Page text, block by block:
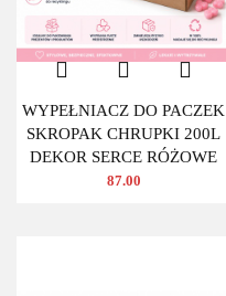
WYPEŁNIACZ DO PACZEK
SKROPAK CHRUPKI 200L
DEKOR SERCE RÓŻOWE
87.00